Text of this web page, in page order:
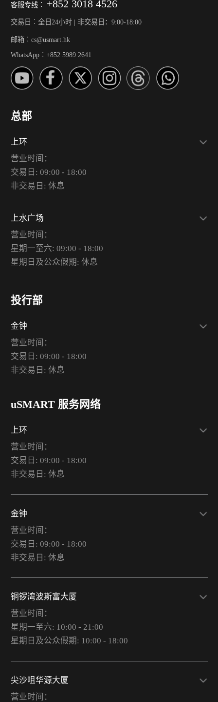
客服专线︰ +852 3018 4526
交易日︰全日24小时 | 非交易日：9:00-18:00
邮箱︰cs@usmart.hk
WhatsApp︰+852 5989 2641
总部
上环
营业时间：
交易日: 09:00 - 18:00
非交易日: 休息
上水广场
营业时间：
星期一至六: 09:00 - 18:00
星期日及公众假期: 休息
投行部
金钟
营业时间：
交易日: 09:00 - 18:00
非交易日: 休息
uSMART 服务网络
上环
营业时间：
交易日: 09:00 - 18:00
非交易日: 休息
金钟
营业时间：
交易日: 09:00 - 18:00
非交易日: 休息
铜锣湾波斯富大厦
营业时间：
星期一至六: 10:00 - 21:00
星期日及公众假期: 10:00 - 18:00
尖沙咀华源大厦
营业时间：